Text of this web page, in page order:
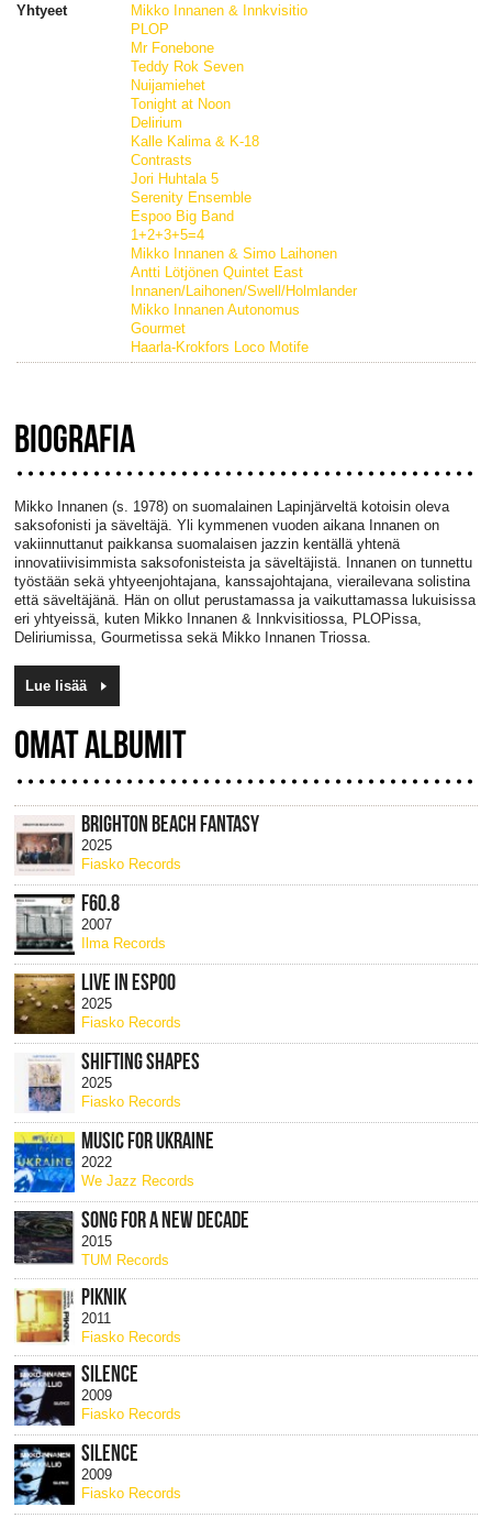
Yhtyeet
Mikko Innanen & Innkvisitio
PLOP
Mr Fonebone
Teddy Rok Seven
Nuijamiehet
Tonight at Noon
Delirium
Kalle Kalima & K-18
Contrasts
Jori Huhtala 5
Serenity Ensemble
Espoo Big Band
1+2+3+5=4
Mikko Innanen & Simo Laihonen
Antti Lötjönen Quintet East
Innanen/Laihonen/Swell/Holmlander
Mikko Innanen Autonomus
Gourmet
Haarla-Krokfors Loco Motife
BIOGRAFIA
Mikko Innanen (s. 1978) on suomalainen Lapinjärveltä kotoisin oleva
saksofonisti ja säveltäjä. Yli kymmenen vuoden aikana Innanen on
vakiinnuttanut paikkansa suomalaisen jazzin kentällä yhtenä
innovatiivisimmista saksofonisteista ja säveltäjistä. Innanen on tunnettu
työstään sekä yhtyeenjohtajana, kanssajohtajana, vierailevana solistina
että säveltäjänä. Hän on ollut perustamassa ja vaikuttamassa lukuisissa
eri yhtyeissä, kuten Mikko Innanen & Innkvisitiossa, PLOPissa,
Deliriumissa, Gourmetissa sekä Mikko Innanen Triossa.
Lue lisää
OMAT ALBUMIT
BRIGHTON BEACH FANTASY
2025
Fiasko Records
F60.8
2007
Ilma Records
LIVE IN ESPOO
2025
Fiasko Records
SHIFTING SHAPES
2025
Fiasko Records
MUSIC FOR UKRAINE
2022
We Jazz Records
SONG FOR A NEW DECADE
2015
TUM Records
PIKNIK
2011
Fiasko Records
SILENCE
2009
Fiasko Records
SILENCE
2009
Fiasko Records